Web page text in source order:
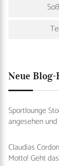
Neue
Sportlounge
angesehen
Claudias
Motto! Geht